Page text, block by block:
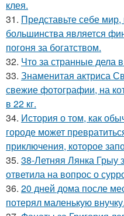
клея.
31. Представьте себе
большинства является
погоня за богатством.
32. Что за странные дела
33. Знаменитая актриса
свежие фотографии, на
в 22 кг.
34. История о том, как
городе может
приключения, которое
35. 38-Летняя Лянка Грыу
ответила на вопрос о
36. 20 дней дома после
потерял маленькую внучку.